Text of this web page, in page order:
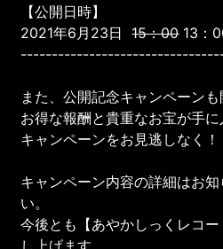
【公開日時】
2021年6月23日15：0013：
また、公開記念キャンペーンも
お得な報酬と貴重なお宝が手
キャンペーンをお見逃しなく！
キャンペーン内容の詳細はお
い。
今後とも【あやかしっくレコ
し上げます。